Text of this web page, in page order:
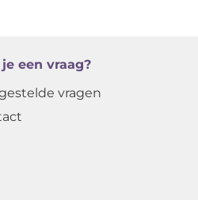
je een vraag?
vragen